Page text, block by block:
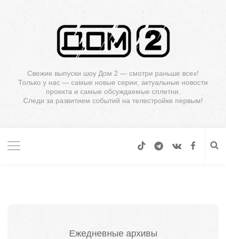
Свежие выпуски шоу Дом 2 — смотри раньше всех!
Только у нас — самые новые серии, актуальные новости
проекта и самые обсуждаемые сплетни.
Следи за развитием событий на телестройке первым!
Ежедневные архивы